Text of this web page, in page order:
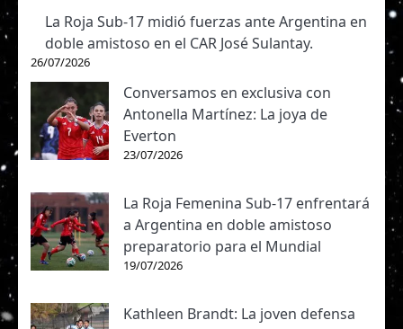
La Roja Sub-17 midió fuerzas ante Argentina en
doble amistoso en el CAR José Sulantay.
26/07/2026
Conversamos en exclusiva con
Antonella Martínez: La joya de
Everton
23/07/2026
La Roja Femenina Sub-17 enfrentará
a Argentina en doble amistoso
preparatorio para el Mundial
19/07/2026
Kathleen Brandt: La joven defensa